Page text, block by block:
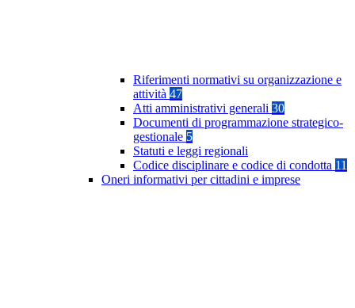
Riferimenti normativi su organizzazione e
attività 47
Atti amministrativi generali 30
Documenti di programmazione strategico-
gestionale 5
Statuti e leggi regionali
Codice disciplinare e codice di condotta 11
Oneri informativi per cittadini e imprese